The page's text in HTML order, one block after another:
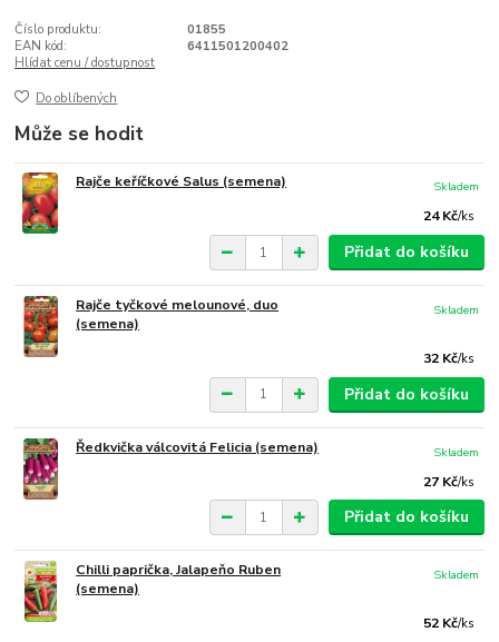
Číslo produktu:
01855
EAN kód:
6411501200402
Hlídat cenu / dostupnost
Do oblíbených
Může se hodit
Rajče keříčkové Salus (semena)
24 Kč/ks
Skladem
Přidat do košíku
Rajče tyčkové melounové, duo
(semena)
32 Kč/ks
Skladem
Přidat do košíku
Ředkvička válcovitá Felicia (semena)
27 Kč/ks
Skladem
Přidat do košíku
Chilli paprička, Jalapeňo Ruben
(semena)
52 Kč/ks
Skladem